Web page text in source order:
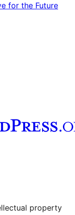
for the Future
property